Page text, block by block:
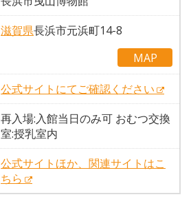
滋賀県長浜市元浜町14-8
MAP
公式サイトにてご確認ください
再入場:入館当日のみ可 おむつ交換
室:授乳室内
公式サイトほか、関連サイトはこ
ちら